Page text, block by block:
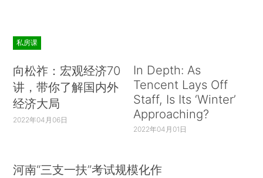
私房课
向松祚：宏观经济70
讲，带你了解国内外
经济大局
2022年04月06日
In Depth: As
Tencent Lays Off
Staff, Is Its ‘Winter’
Approaching?
2022年04月01日
河南“三支一扶”考试规模化作